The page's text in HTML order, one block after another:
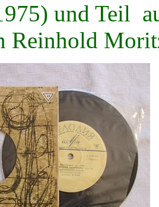
und Teil
Reinhold